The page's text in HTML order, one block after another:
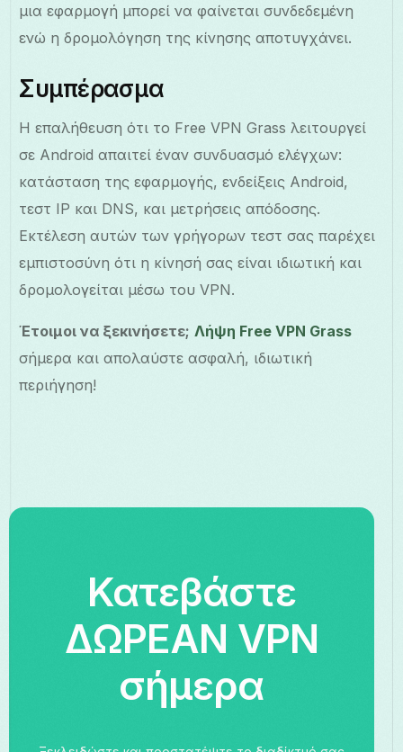
μια εφαρμογή μπορεί να φαίνεται συνδεδεμένη
ενώ η δρομολόγηση της κίνησης αποτυγχάνει.
Συμπέρασμα
Η επαλήθευση ότι το Free VPN Grass λειτουργεί
σε Android απαιτεί έναν συνδυασμό ελέγχων:
κατάσταση της εφαρμογής, ενδείξεις Android,
τεστ IP και DNS, και μετρήσεις απόδοσης.
Εκτέλεση αυτών των γρήγορων τεστ σας παρέχει
εμπιστοσύνη ότι η κίνησή σας είναι ιδιωτική και
δρομολογείται μέσω του VPN.
Έτοιμοι να ξεκινήσετε; Λήψη Free VPN Grass
σήμερα και απολαύστε ασφαλή, ιδιωτική
περιήγηση!
Κατεβάστε
ΔΩΡΕΑΝ VPN
σήμερα